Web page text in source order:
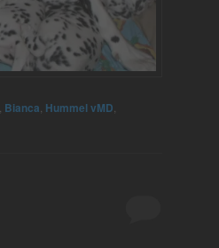
Bianca Hummel vMD